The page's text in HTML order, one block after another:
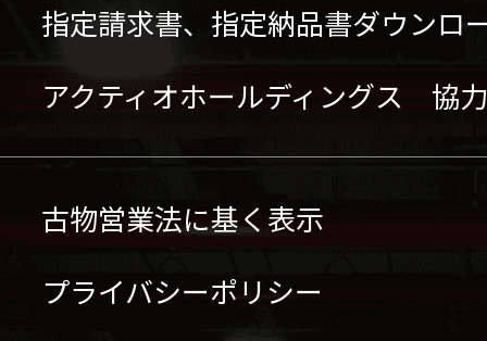
指定請求書、指定納品書ダウンロ
アクティオホールディングス 協
古物営業法に基く表示
プライバシーポリシー